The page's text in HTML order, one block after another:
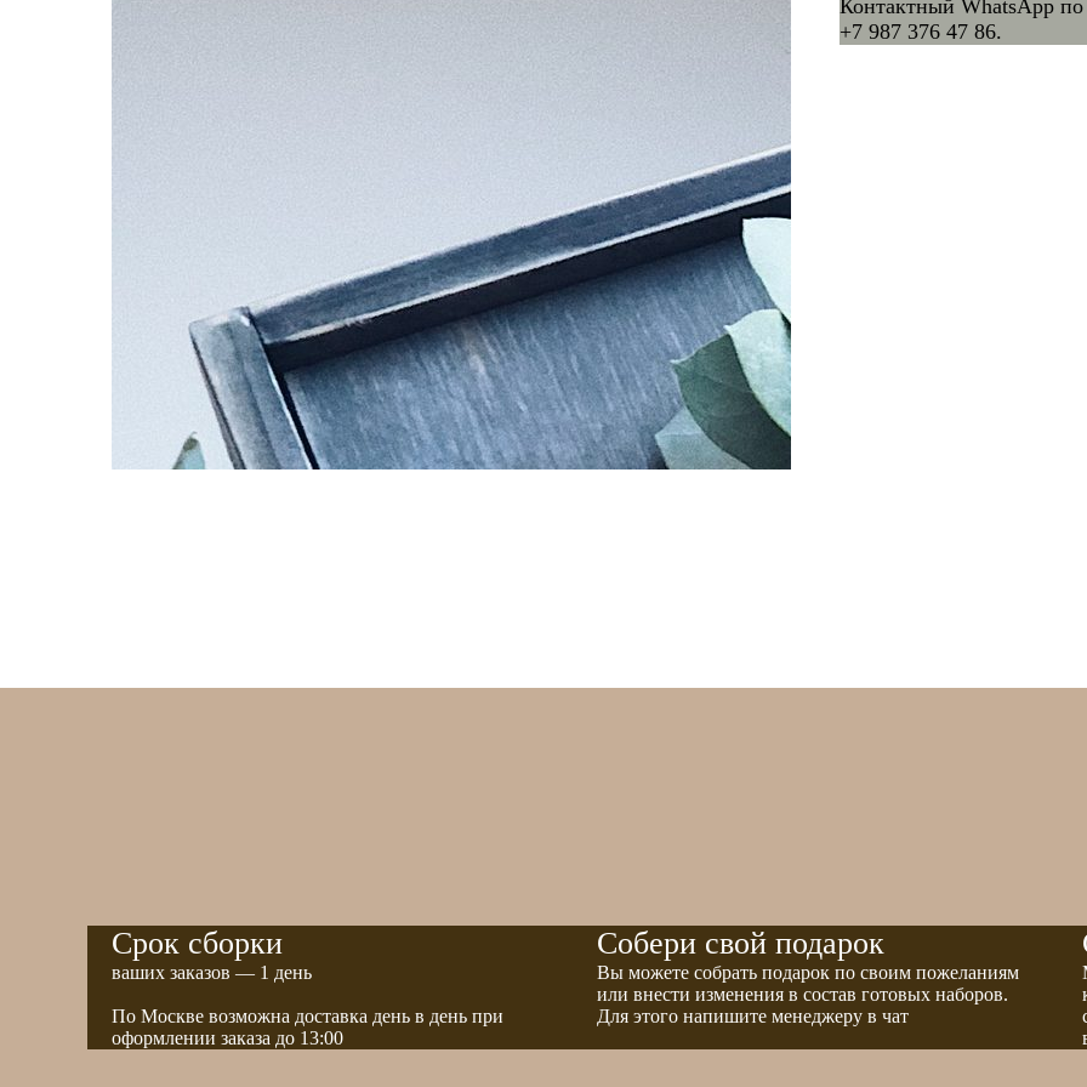
Контактный WhatsApp по
+7 987 376 47 86.
Срок сборки
ваших заказов — 1 день
По Москве возможна доставка день в день при
оформлении заказа до 13:00
Собери свой подарок
Вы можете собрать подарок по своим пожеланиям
или внести изменения в состав готовых наборов.
Для этого напишите менеджеру в чат